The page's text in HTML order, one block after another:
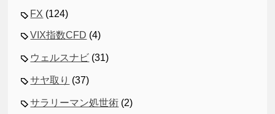
FX (124)
VIX指数CFD (4)
ウェルスナビ (31)
サヤ取り (37)
サラリーマン処世術 (2)